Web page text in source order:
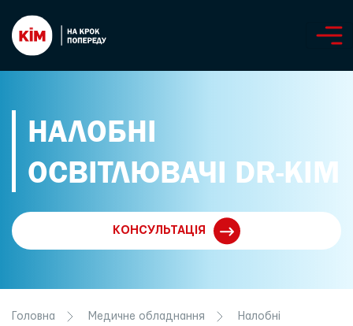
НАЛОБНІ
ОСВІТЛЮВАЧІ DR-KIM
КОНСУЛЬТАЦІЯ
Головна Медичне обладнання
Налобні